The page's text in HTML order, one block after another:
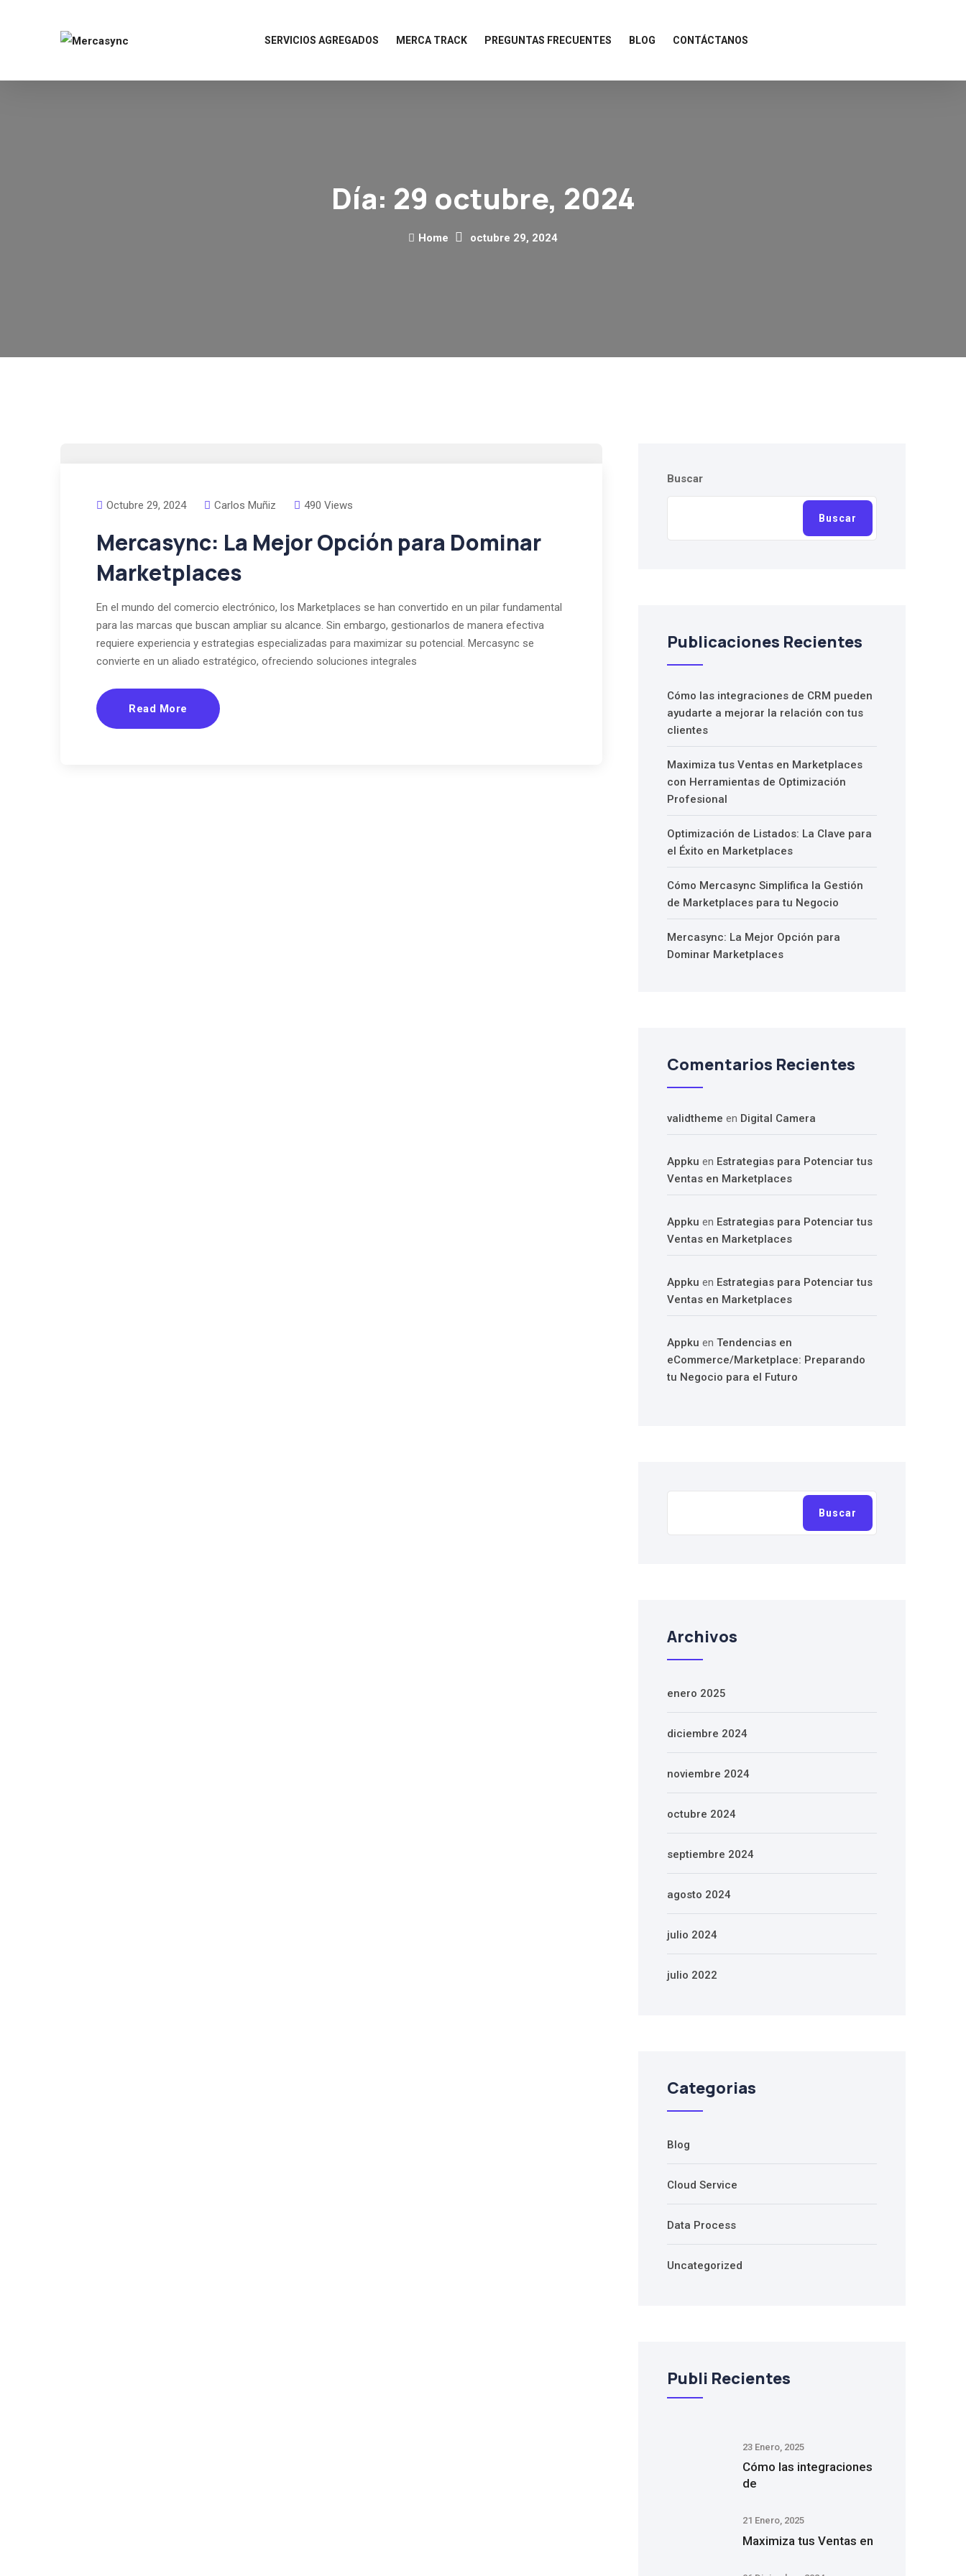
SERVICIOS AGREGADOS MERCA TRACK PREGUNTAS FRECUENTES BLOG CONTÁCTANOS
Día: 29 octubre, 2024
Home octubre 29, 2024
Octubre 29, 2024 Carlos Muñiz 490 Views
Mercasync: La Mejor Opción para Dominar
Marketplaces
En el mundo del comercio electrónico, los Marketplaces se han convertido en un pilar fundamental
para las marcas que buscan ampliar su alcance. Sin embargo, gestionarlos de manera efectiva
requiere experiencia y estrategias especializadas para maximizar su potencial. Mercasync se
convierte en un aliado estratégico, ofreciendo soluciones integrales
Read More
Buscar
Buscar
Publicaciones Recientes
Cómo las integraciones de CRM pueden
ayudarte a mejorar la relación con tus
clientes
Maximiza tus Ventas en Marketplaces
con Herramientas de Optimización
Profesional
Optimización de Listados: La Clave para
el Éxito en Marketplaces
Cómo Mercasync Simplifica la Gestión
de Marketplaces para tu Negocio
Mercasync: La Mejor Opción para
Dominar Marketplaces
Comentarios Recientes
validtheme en Digital Camera
Appku en Estrategias para Potenciar tus
Ventas en Marketplaces
Appku en Estrategias para Potenciar tus
Ventas en Marketplaces
Appku en Estrategias para Potenciar tus
Ventas en Marketplaces
Appku en Tendencias en
eCommerce/Marketplace: Preparando
tu Negocio para el Futuro
Buscar
Archivos
enero 2025
diciembre 2024
noviembre 2024
octubre 2024
septiembre 2024
agosto 2024
julio 2024
julio 2022
Categorias
Blog
Cloud Service
Data Process
Uncategorized
Publi Recientes
23 Enero, 2025
Cómo las integraciones
de
21 Enero, 2025
Maximiza tus Ventas en